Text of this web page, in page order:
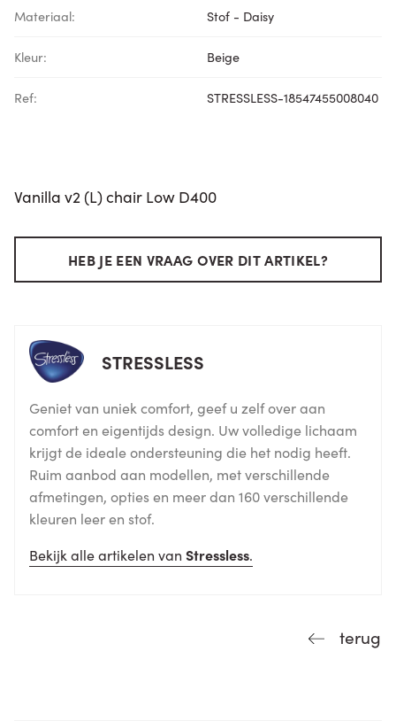
Materiaal: Stof - Daisy
Kleur: Beige
Ref: STRESSLESS-18547455008040
Vanilla v2 (L) chair Low D400
HEB JE EEN VRAAG OVER DIT ARTIKEL?
STRESSLESS
Geniet van uniek comfort, geef u zelf over aan
comfort en eigentijds design. Uw volledige lichaam
krijgt de ideale ondersteuning die het nodig heeft.
Ruim aanbod aan modellen, met verschillende
afmetingen, opties en meer dan 160 verschillende
kleuren leer en stof.
Bekijk alle artikelen van Stressless.
terug